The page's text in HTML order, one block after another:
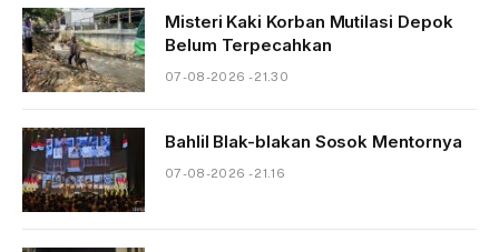
Misteri Kaki Korban Mutilasi Depok
Belum Terpecahkan
07-08-2026 - 21.30
Bahlil Blak-blakan Sosok Mentornya
07-08-2026 - 21.16